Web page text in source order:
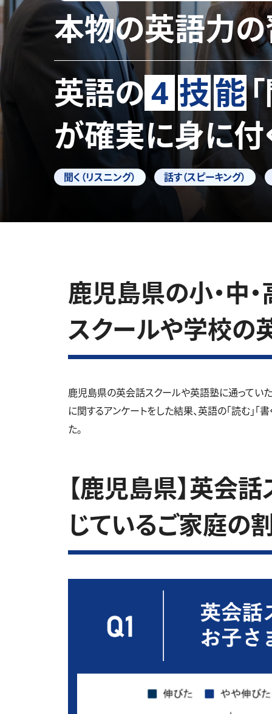
本物の英語力
英語の4 技能
が確実に身に付
聞く（リスニング） 話す（スピーキング）
鹿児島県の小・中
スクールや学校の
鹿児島県の英会話スクールや英語塾に通ってい
に関するアンケートをした結果、英語の「読む」
た。
【鹿児島県】英会
じているご家庭の